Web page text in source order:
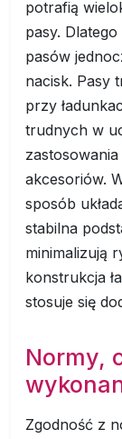
potrafią
pasy.
pasów
nacisk. Pasy
przy
trudnych w
akcesoriów.
sposób
stabilna
minimalizują
konstrukcja
stosuje się
Normy,
Zgodność z